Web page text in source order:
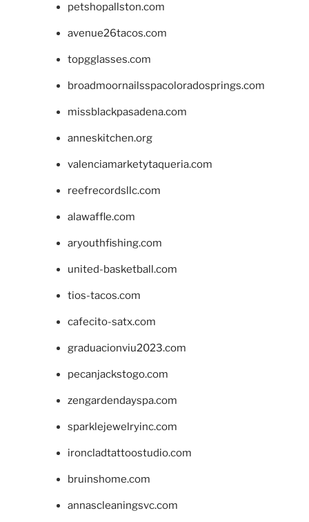
petshopallston.com
avenue26tacos.com
topgglasses.com
broadmoornailsspacoloradosprings.com
missblackpasadena.com
anneskitchen.org
valenciamarketytaqueria.com
reefrecordsllc.com
alawaffle.com
aryouthfishing.com
united-basketball.com
tios-tacos.com
cafecito-satx.com
graduacionviu2023.com
pecanjackstogo.com
zengardendayspa.com
sparklejewelryinc.com
ironcladtattoostudio.com
bruinshome.com
annascleaningsvc.com